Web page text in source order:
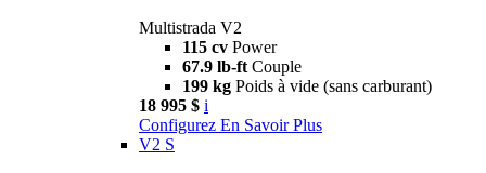
Multistrada V2
115 cv Power
67.9 lb-ft Couple
199 kg Poids à vide (sans carburant)
18 995 $ i
Configurez En Savoir Plus
V2 S